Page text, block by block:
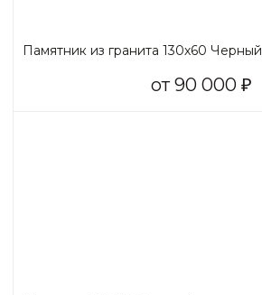
Памятник из гранита 130х60 Черный
от 90 000 ₽